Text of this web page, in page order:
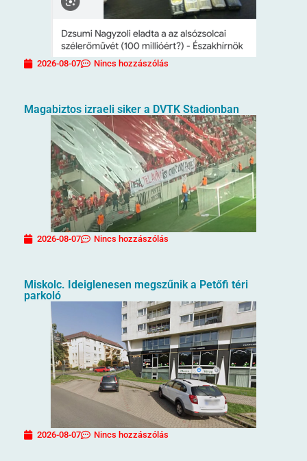
2026-08-07 Nincs hozzászólás
Magabiztos izraeli siker a DVTK Stadionban
2026-08-07 Nincs hozzászólás
Miskolc. Ideiglenesen megszűnik a Petőfi téri
parkoló
2026-08-07 Nincs hozzászólás